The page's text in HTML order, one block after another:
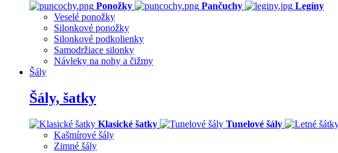
Ponožky Pančuchy
Legíny
Veselé ponožky
Silonkové ponožky
Silonkové podkolienky
Samodržiace silonky
Návleky na nohy a čižmy
Šály
Šály, šatky
Klasické šatky Tunelové šály
Kašmírové šály
Zimné šály